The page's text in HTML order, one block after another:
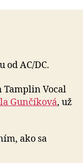
od AC/DC.
Tamplin Vocal
Gunčíková, už
ako sa